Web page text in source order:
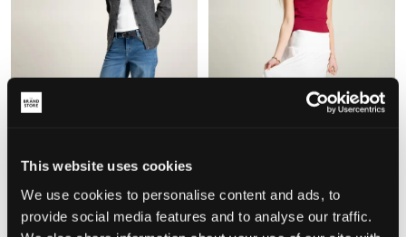
This website uses cookies
We use cookies to personalise content and ads, to
provide social media features and to analyse our traffic.
RYVLS
RELAXED JEANS
39 €
RYVLS
SUMMER MAXI SKIRT
19,50 €39 €